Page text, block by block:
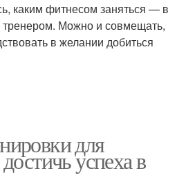
каким фитнесом заняться — в
тренером. Можно и совмещать,
в желании добиться
для
успеха в